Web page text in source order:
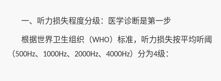
一、听力损失程度分级：医学诊断是第一步
根据世界卫生组织（WHO）标准，听力损失按平均听阈
（500Hz、 1000Hz、 2000Hz、 4000Hz）分为4级：